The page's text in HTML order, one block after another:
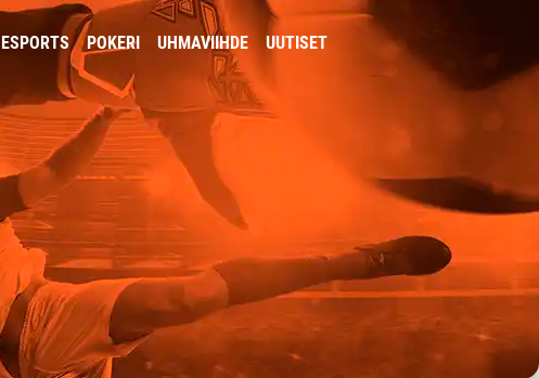
ESPORTS POKERI UHMAVIIHDE UUTISET